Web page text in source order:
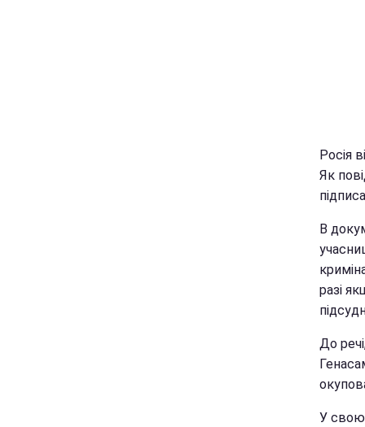
Росія
Як
В
разі
До
У свою